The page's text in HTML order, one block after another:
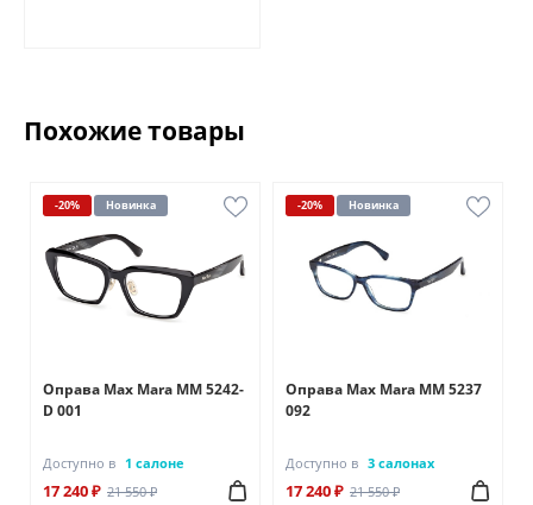
Похожие товары
-20% Новинка
Оправа Max Mara MM 5242-
D 001
Доступно в 1 салоне
17 240 ₽ 21 550 ₽
-20% Новинка
Оправа Max Mara MM 5237
092
Доступно в 3 салонах
17 240 ₽ 21 550 ₽